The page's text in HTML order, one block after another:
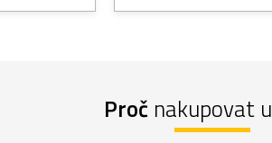
Proč nakupovat